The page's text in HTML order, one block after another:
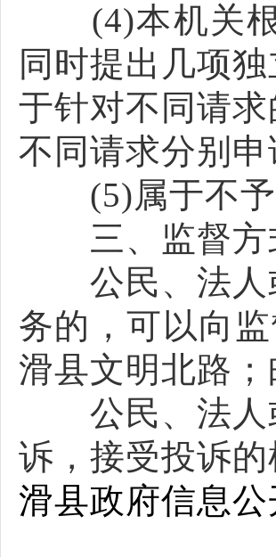
(4)本机关根
同时提出几项
于针对不同请
不同请求分别申
(5)属于不予
三、监督方
公民、法人或
务的，可以向
滑县文明北路
公民、法人或
诉，接受投诉
滑县政府信息